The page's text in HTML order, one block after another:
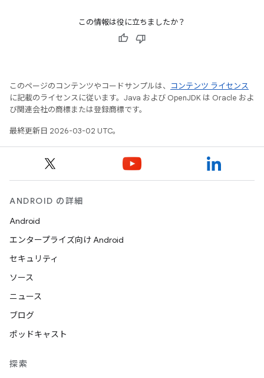
この情報は役に立ちましたか？
このページのコンテンツやコードサンプルは、
コンテンツ ライセンス
に記載のライセンスに従います。Java および OpenJDK は Oracle およ
び関連会社の商標または登録商標です。
最終更新日 2026-03-02 UTC。
ANDROID の詳細
Android
エンタープライズ向け Android
セキュリティ
ソース
ニュース
ブログ
ポッドキャスト
探索